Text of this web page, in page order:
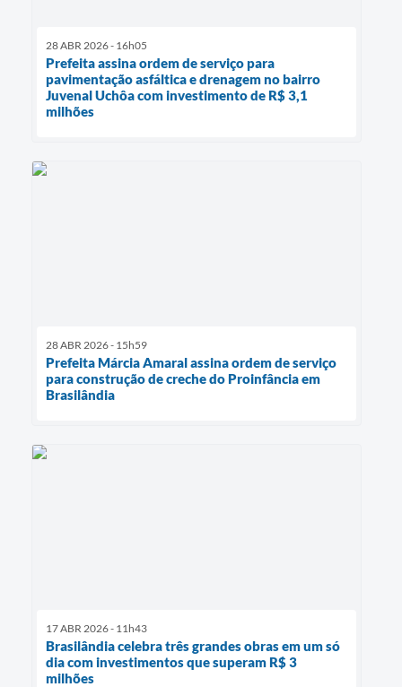
28 ABR 2026 - 16h05
Prefeita assina ordem de serviço para
pavimentação asfáltica e drenagem no bairro
Juvenal Uchôa com investimento de R$ 3,1
milhões
28 ABR 2026 - 15h59
Prefeita Márcia Amaral assina ordem de serviço
para construção de creche do Proinfância em
Brasilândia
17 ABR 2026 - 11h43
Brasilândia celebra três grandes obras em um só
dia com investimentos que superam R$ 3
milhões